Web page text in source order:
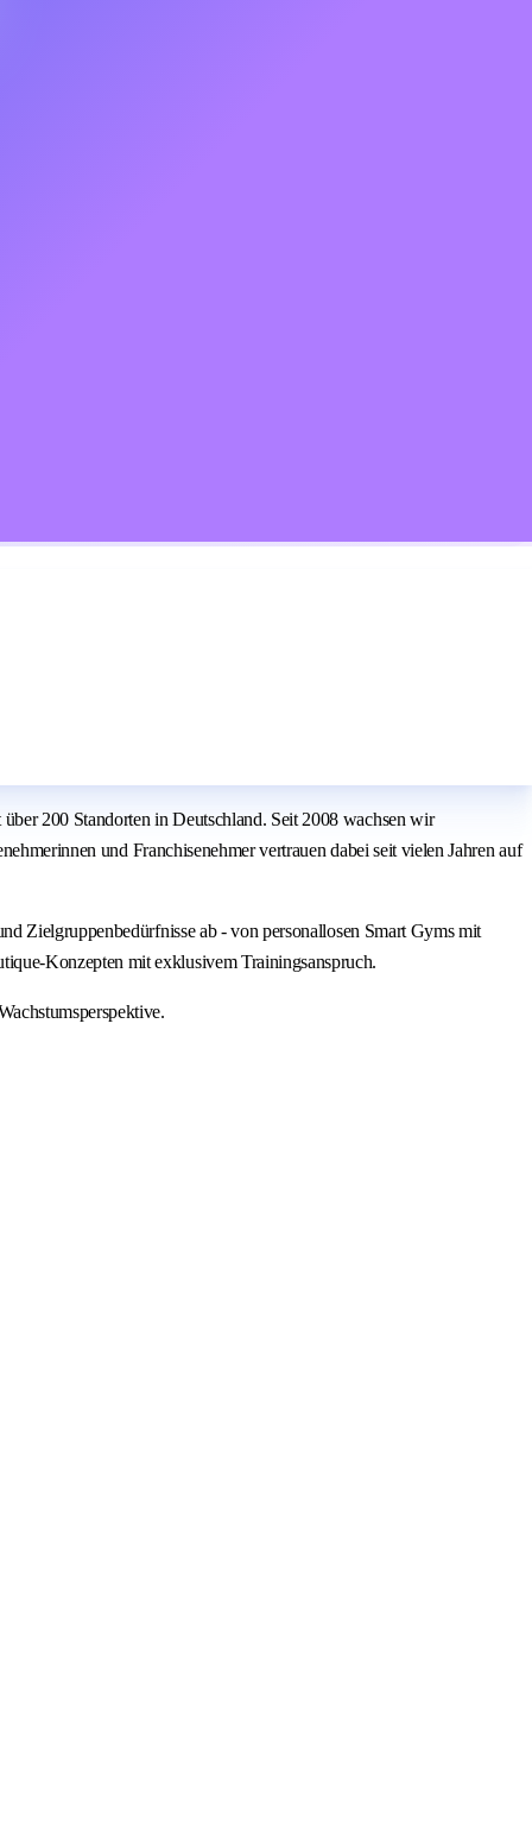
200 Standorten in Deutschland. Seit 2008 wachsen wir
und Franchisenehmer vertrauen dabei seit vielen Jahren auf
Zielgruppenbedürfnisse ab - von personallosen Smart Gyms mit
Konzepten mit exklusivem Trainingsanspruch.